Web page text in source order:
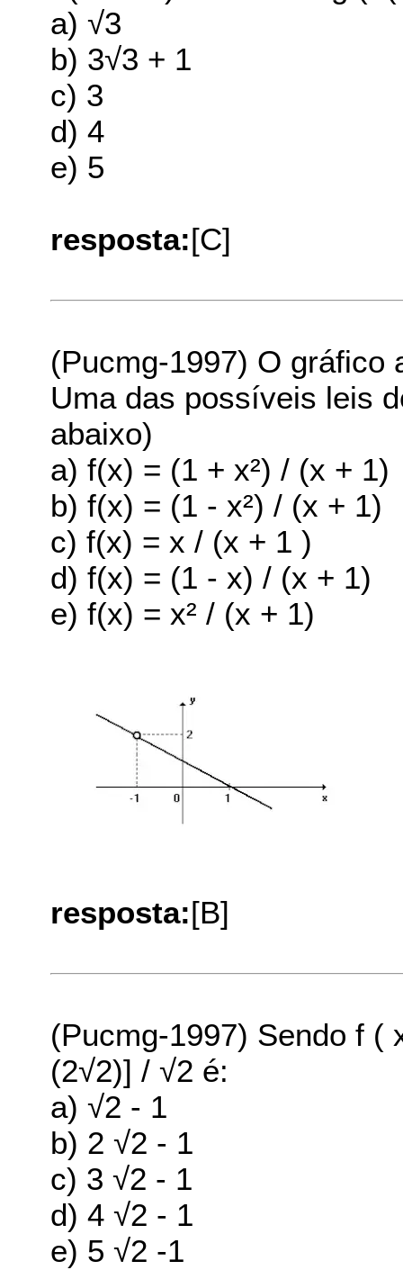
a) √3
b) 3√3 + 1
c) 3
d) 4
e) 5
resposta:[C]
(Pucmg-1997) O gráfico
Uma das possíveis leis
abaixo)
a) f(x) = (1 + x²) / (x + 1)
b) f(x) = (1 - x²) / (x + 1)
c) f(x) = x / (x + 1 )
d) f(x) = (1 - x) / (x + 1)
e) f(x) = x² / (x + 1)
resposta:[B]
(Pucmg-1997) Sendo f (
(2√2)] / √2 é:
a) √2 - 1
b) 2 √2 - 1
c) 3 √2 - 1
d) 4 √2 - 1
e) 5 √2 -1